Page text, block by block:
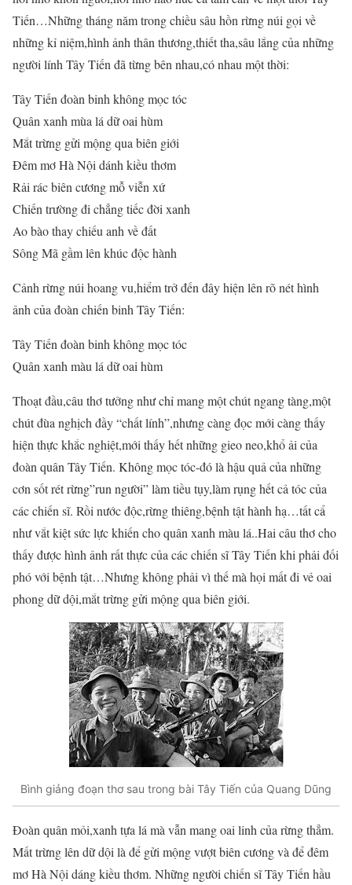
Tiến…Những tháng năm trong chiều sâu hồn rừng núi gọi về
những kỉ niệm,hình ảnh thân thương,thiết tha,sâu lắng của những
người lính Tây Tiến đã từng bên nhau,có nhau một thời:
Tây Tiến đoàn binh không mọc tóc
Quân xanh mùa lá dữ oai hùm
Mắt trừng gửi mộng qua biên giới
Đêm mơ Hà Nội dánh kiều thơm
Rải rác biên cương mỗ viễn xứ
Chiến trường đi chẳng tiếc đời xanh
Ao bào thay chiếu anh về đất
Sông Mã gầm lên khúc độc hành
Cảnh rừng núi hoang vu,hiểm trở đến đây hiện lên rõ nét hình
ảnh của đoàn chiến binh Tây Tiến:
Tây Tiến đoàn binh không mọc tóc
Quân xanh màu lá dữ oai hùm
Thoạt đầu,câu thơ tưởng như chỉ mang một chút ngang tàng,một
chút đùa nghịch đầy “chất lính”,nhưng càng đọc mới càng thấy
hiện thực khắc nghiệt,mới thấy hết những gieo neo,khổ ải của
đoàn quân Tây Tiến. Không mọc tóc-đó là hậu quả của những
cơn sốt rét rừng”run người” làm tiều tụy,làm rụng hết cả tóc của
các chiến sĩ. Rồi nước độc,rừng thiêng,bệnh tật hành hạ…tất cẩ
như vắt kiệt sức lực khiến cho quân xanh màu lá..Hai câu thơ cho
thấy được hình ảnh rất thực của các chiến sĩ Tây Tiến khi phải đối
phó với bệnh tật…Nhưng không phải vì thế mà họi mất đi vẻ oai
phong dữ dội,mắt trừng gửi mộng qua biên giới.
Bình giảng đoạn thơ sau trong bài Tây Tiến của Quang Dũng
Đoàn quân mỏi,xanh tựa lá mà vẫn mang oai linh của rừng thẳm.
Mất trừng lên dữ dội là để gửi mộng vượt biên cương và để đêm
mơ Hà Nội dáng kiều thơm. Những người chiến sĩ Tây Tiến hầu